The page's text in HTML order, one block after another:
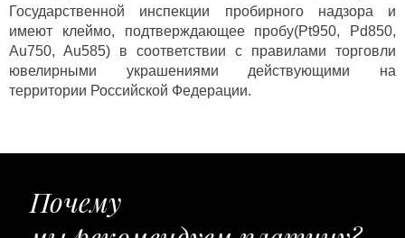
Государственной инспекции пробирного надзора и
имеют клеймо, подтверждающее пробу(Pt950, Pd850,
Au750, Au585) в соответствии с правилами торговли
ювелирными украшениями действующими на
территории Российской Федерации.
Почему